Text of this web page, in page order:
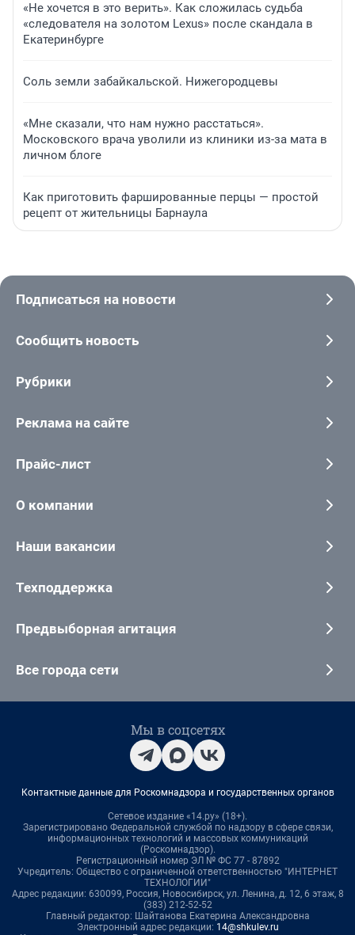
«Не хочется в это верить». Как сложилась судьба
«следователя на золотом Lexus» после скандала в
Екатеринбурге
Соль земли забайкальской. Нижегородцевы
«Мне сказали, что нам нужно расстаться».
Московского врача уволили из клиники из-за мата в
личном блоге
Как приготовить фаршированные перцы — простой
рецепт от жительницы Барнаула
Подписаться на новости
Сообщить новость
Рубрики
Реклама на сайте
Прайс-лист
О компании
Наши вакансии
Техподдержка
Предвыборная агитация
Все города сети
Мы в соцсетях
Контактные данные для Роскомнадзора и государственных органов
Сетевое издание «14.ру» (18+).
Зарегистрировано Федеральной службой по надзору в сфере связи,
информационных технологий и массовых коммуникаций
(Роскомнадзор).
Регистрационный номер ЭЛ № ФС 77 - 87892
Учредитель: Общество с ограниченной ответственностью "ИНТЕРНЕТ
ТЕХНОЛОГИИ"
Адрес редакции: 630099, Россия, Новосибирск, ул. Ленина, д. 12, 6 этаж, 8
(383) 212-52-52
Главный редактор: Шайтанова Екатерина Александровна
Электронный адрес редакции: 14@shkulev.ru